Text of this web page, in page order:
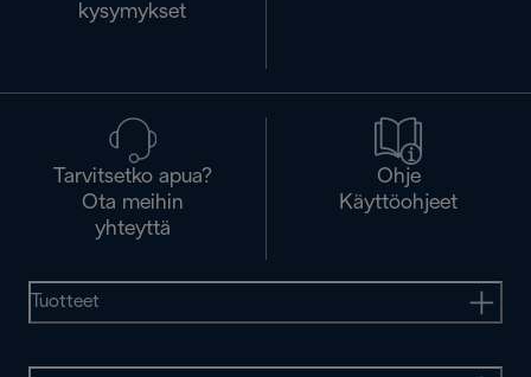
kysymykset
Tarvitsetko apua?
Ota meihin
yhteyttä
Ohje
Käyttöohjeet
Tuotteet